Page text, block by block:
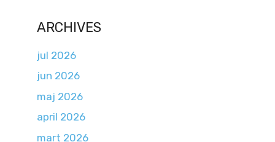
ARCHIVES
jul 2026
jun 2026
maj 2026
april 2026
mart 2026